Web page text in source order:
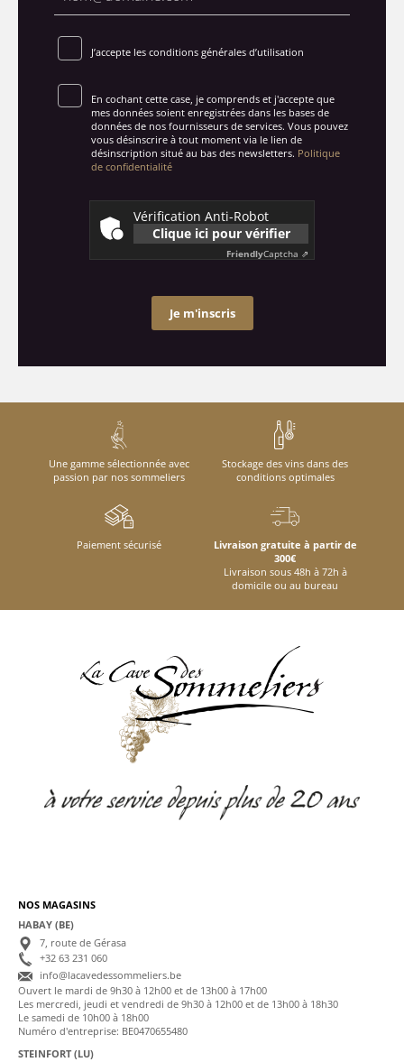
J’accepte les conditions générales d’utilisation
En cochant cette case, je comprends et j'accepte que
mes données soient enregistrées dans les bases de
données de nos fournisseurs de services. Vous pouvez
vous désinscrire à tout moment via le lien de
désinscription situé au bas des newsletters. Politique
de confidentialité
Vérification Anti-Robot
Clique ici pour vérifier
FriendlyCaptcha ⇗
Je m'inscris
Une gamme sélectionnée avec
passion par nos sommeliers
Stockage des vins dans des
conditions optimales
Paiement sécurisé
Livraison gratuite à partir de
300€
Livraison sous 48h à 72h à
domicile ou au bureau
NOS MAGASINS
HABAY (BE)
7, route de Gérasa
+32 63 231 060
info@lacavedessommeliers.be
Ouvert le mardi de 9h30 à 12h00 et de 13h00 à 17h00
Les mercredi, jeudi et vendredi de 9h30 à 12h00 et de 13h00 à 18h30
Le samedi de 10h00 à 18h00
Numéro d'entreprise: BE0470655480
STEINFORT (LU)